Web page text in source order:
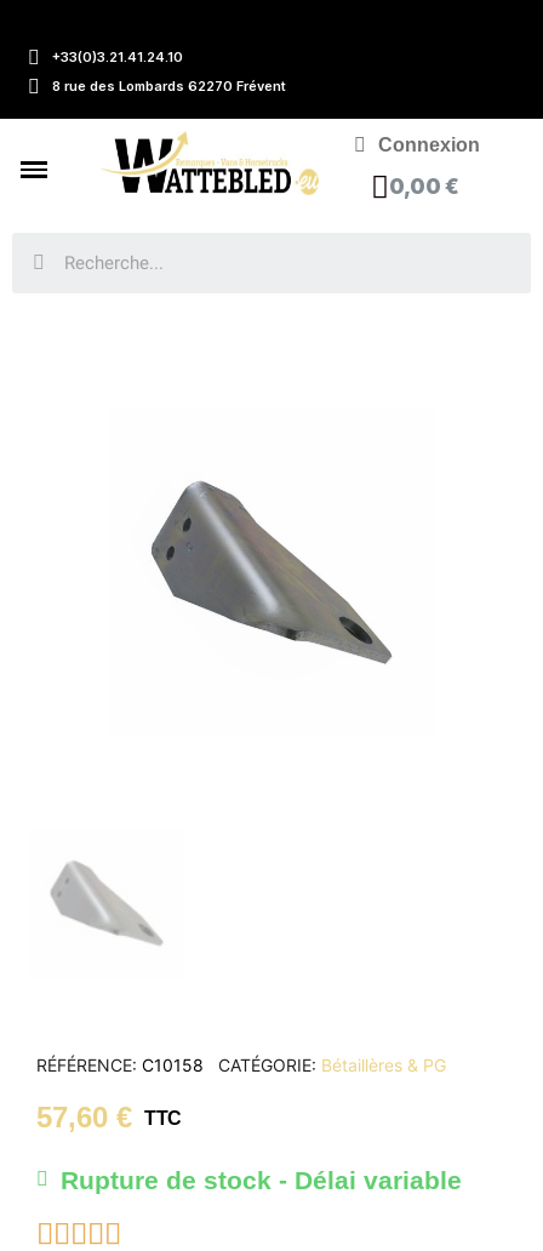
+33(0)3.21.41.24.10
8 rue des Lombards 62270 Frévent
Connexion
0,00 €
RÉFÉRENCE C10158 CATÉGORIE Bétaillères & PG
57,60 € TTC
Rupture de stock - Délai variable
